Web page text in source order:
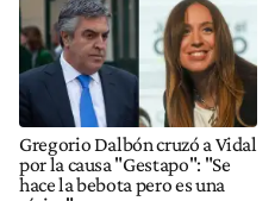
Gregorio Dalbón cruzó a Vidal
por la causa "Gestapo": "Se
hace la bebota pero es una